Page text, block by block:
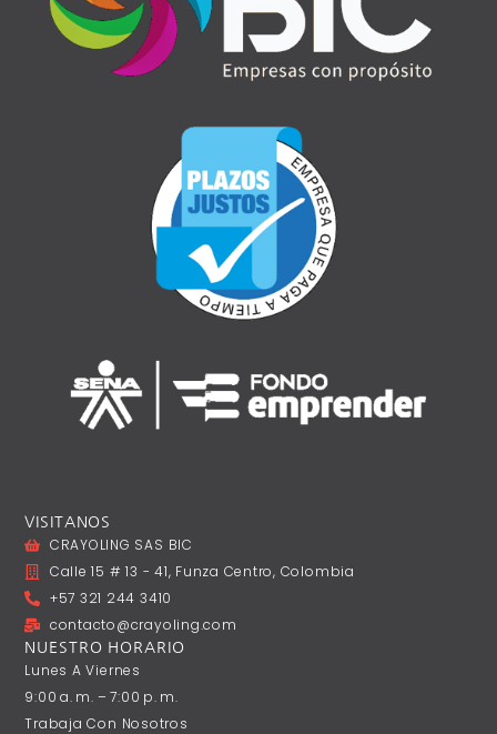
VISITANOS
CRAYOLING SAS BIC
Calle 15 # 13 - 41, Funza Centro, Colombia
+57 321 244 3410
contacto@crayoling.com
NUESTRO HORARIO
Lunes A ‎Viernes
9:00 A. M. – 7:00 P. M.
Trabaja Con Nosotros